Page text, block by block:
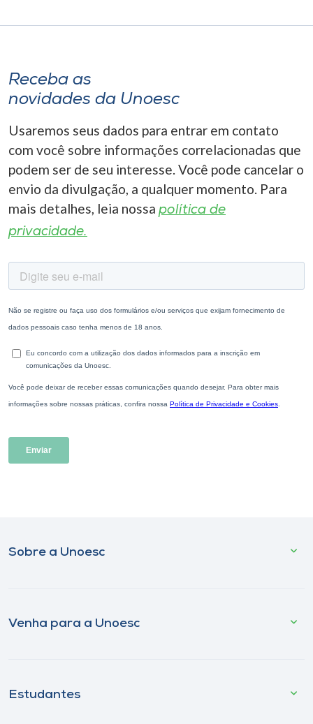
Receba as
novidades da Unoesc
Usaremos seus dados para entrar em contato
com você sobre informações correlacionadas que
podem ser de seu interesse. Você pode cancelar o
envio da divulgação, a qualquer momento. Para
mais detalhes, leia nossa política de
privacidade.
Sobre a Unoesc
Venha para a Unoesc
Estudantes